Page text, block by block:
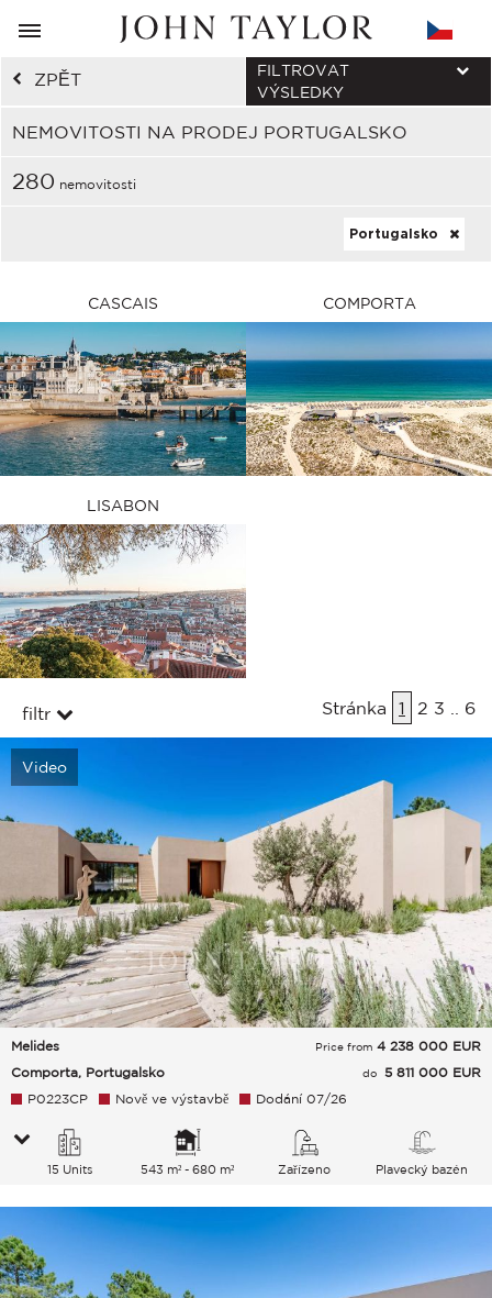
ZPĚT
NEMOVITOSTI NA PRODEJ PORTUGALSKO
FILTROVAT
VÝSLEDKY
280 nemovitosti
Portugalsko
CASCAIS COMPORTA
LISABON
filtr Stránka 1 2 3 6
Video
Melides
Comporta, Portugalsko
Price from 4 238 000 EUR
do
5 811 000 EUR
P0223CP
Nově ve výstavbě Dodání 07/26
15 Units 543 m² - 680 m² Zařízeno Plavecký bazén